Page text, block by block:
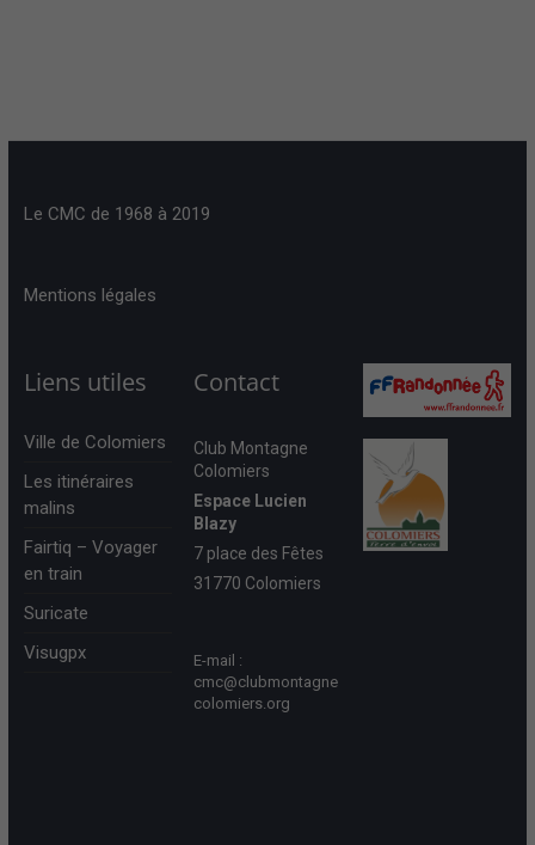
Le CMC de 1968 à 2019
Mentions légales
Liens utiles
Ville de Colomiers
Les itinéraires
malins
Fairtiq – Voyager
en train
Suricate
Visugpx
Contact
Club Montagne
Colomiers
Espace Lucien
Blazy
7 place des Fêtes
31770 Colomiers
E-mail :
cmc@clubmontagne
colomiers.org